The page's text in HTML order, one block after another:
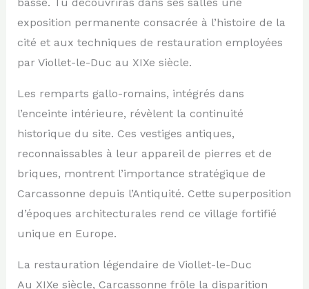
exposition permanente consacrée à l’histoire de la
cité et aux techniques de restauration employées
par Viollet-le-Duc au XIXe siècle.
Les remparts gallo-romains, intégrés dans
l’enceinte intérieure, révèlent la continuité
historique du site. Ces vestiges antiques,
reconnaissables à leur appareil de pierres et de
briques, montrent l’importance stratégique de
Carcassonne depuis l’Antiquité. Cette superposition
d’époques architecturales rend ce village fortifié
unique en Europe.
La restauration légendaire de Viollet-le-Duc
Au XIXe siècle, Carcassonne frôle la disparition